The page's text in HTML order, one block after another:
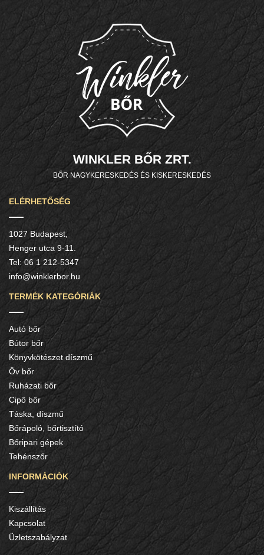
WINKLER BŐR ZRT.
BŐR NAGYKERESKEDÉS ÉS KISKERESKEDÉS
ELÉRHETŐSÉG
1027 Budapest,
Henger utca 9-11.
Tel:06 1 212-5347
info@winklerbor.hu
TERMÉK KATEGÓRIÁK
Autó bőr
Bútor bőr
Könyvkötészet díszmű
Öv bőr
Ruházati bőr
Cipő bőr
Táska, díszmű
Bőrápoló, bőrtisztító
Bőripari gépek
Tehénszőr
INFORMÁCIÓK
Kiszállítás
Kapcsolat
Üzletszabályzat